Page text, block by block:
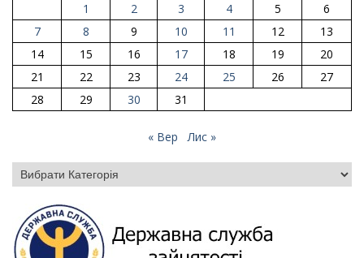
1
2 3 4 5
6
7
8 9 10 11 12
13
14
15 16 17 18 19
20
21
22 23 24 25 26
27
28
29 30 31
« Вер Лис »
Категорії